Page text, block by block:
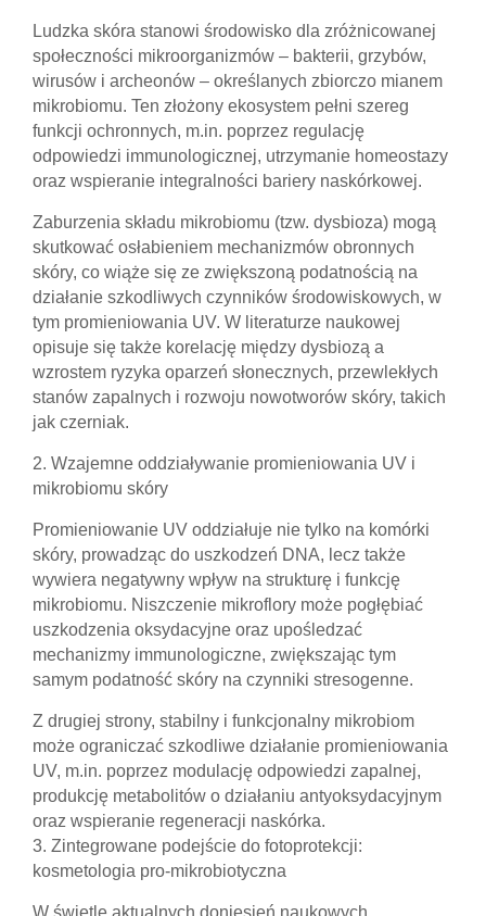
Ludzka skóra stanowi środowisko dla zróżnicowanej
społeczności mikroorganizmów – bakterii, grzybów,
wirusów i archeonów – określanych zbiorczo mianem
mikrobiomu. Ten złożony ekosystem pełni szereg
funkcji ochronnych, m.in. poprzez regulację
odpowiedzi immunologicznej, utrzymanie homeostazy
oraz wspieranie integralności bariery naskórkowej.
Zaburzenia składu mikrobiomu (tzw. dysbioza) mogą
skutkować osłabieniem mechanizmów obronnych
skóry, co wiąże się ze zwiększoną podatnością na
działanie szkodliwych czynników środowiskowych, w
tym promieniowania UV. W literaturze naukowej
opisuje się także korelację między dysbiozą a
wzrostem ryzyka oparzeń słonecznych, przewlekłych
stanów zapalnych i rozwoju nowotworów skóry, takich
jak czerniak.
2. Wzajemne oddziaływanie promieniowania UV i
mikrobiomu skóry
Promieniowanie UV oddziałuje nie tylko na komórki
skóry, prowadząc do uszkodzeń DNA, lecz także
wywiera negatywny wpływ na strukturę i funkcję
mikrobiomu. Niszczenie mikroflory może pogłębiać
uszkodzenia oksydacyjne oraz upośledzać
mechanizmy immunologiczne, zwiększając tym
samym podatność skóry na czynniki stresogenne.
Z drugiej strony, stabilny i funkcjonalny mikrobiom
może ograniczać szkodliwe działanie promieniowania
UV, m.in. poprzez modulację odpowiedzi zapalnej,
produkcję metabolitów o działaniu antyoksydacyjnym
oraz wspieranie regeneracji naskórka.
3. Zintegrowane podejście do fotoprotekcji:
kosmetologia pro-mikrobiotyczna
W świetle aktualnych doniesień naukowych